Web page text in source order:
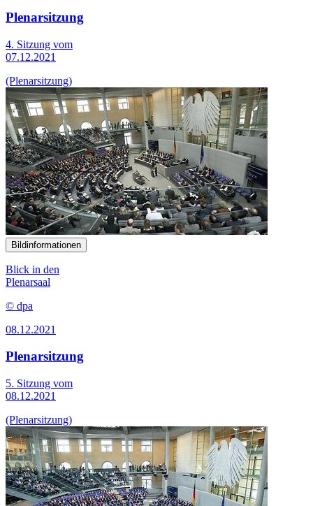
Plenarsitzung
4. Sitzung vom
07.12.2021
(Plenarsitzung)
Bildinformationen
Blick in den
Plenarsaal
© dpa
08.12.2021
Plenarsitzung
5. Sitzung vom
08.12.2021
(Plenarsitzung)